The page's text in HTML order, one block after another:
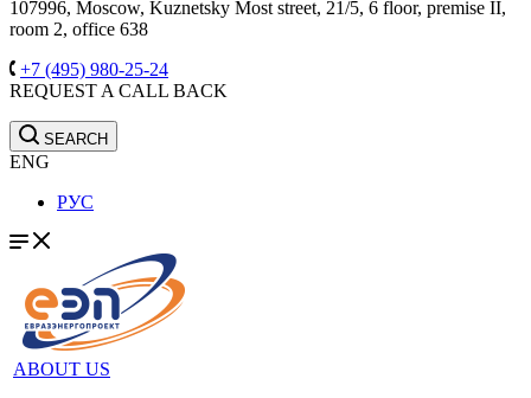
107996, Moscow, Kuznetsky Most street, 21/5, 6 floor, premise II,
room 2, office 638
+7 (495) 980-25-24
REQUEST A CALL BACK
SEARCH
ENG
РУС
ABOUT US